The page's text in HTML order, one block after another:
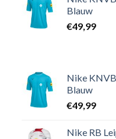
Blauw
€49,99
Nike
Blauw
€49,99
Nike RB